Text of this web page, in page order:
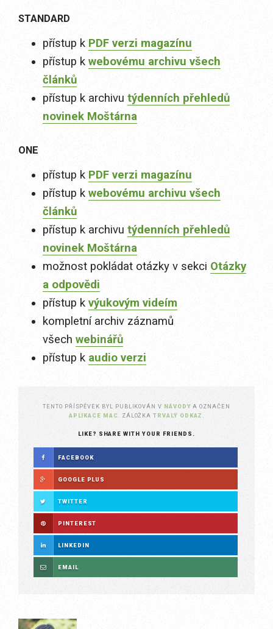
STANDARD
přístup k PDF verzi magazínu
přístup k webovému archivu všech
článků
přístup k archivu týdenních přehledů
novinek Moštárna
ONE
přístup k PDF verzi magazínu
přístup k webovému archivu všech
článků
přístup k archivu týdenních přehledů
novinek Moštárna
možnost pokládat otázky v sekci Otázky
a odpovědi
přístup k výukovým videím
kompletní archiv záznamů
všech webinářů
přístup k audio verzi
TENTO PŘÍSPĚVEK BYL PUBLIKOVÁN V NÁVODY A OZNAČEN
APLIKACE MAC . ZÁLOŽKATRVALÝ ODKAZ
LIKE? SHARE WITH YOUR FRIENDS.
FACEBOOK
GOOGLE PLUS
TWITTER
PINTEREST
LINKEDIN
EMAIL